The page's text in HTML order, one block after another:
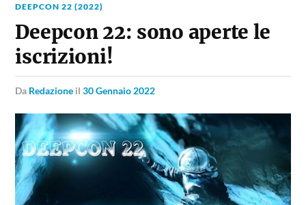
DEEPCON 22 (2022)
Deepcon 22: sono aperte le
iscrizioni!
da Redazione il30 Gennaio 2022